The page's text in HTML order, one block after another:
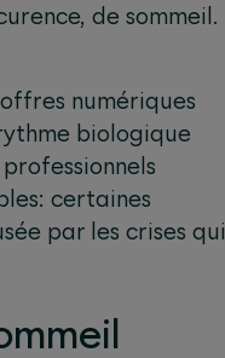
de sommeil.
numériques
biologique
certaines
par les crises qui